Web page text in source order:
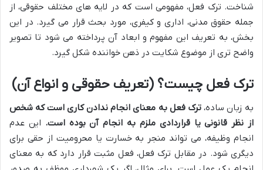
شناخت. ترک فعل، مفهومی است که در لایه های مختلف حقوقی، از
جمله حقوق مدنی، اداری و کیفری، مورد بحث قرار می گیرد. در این
بخش، به تعریف این مفهوم و ابعاد آن پرداخته می شود تا تصویر
واضح تری از موضوع شکایت در ذهن خواننده شکل گیرد.
ترک فعل چیست؟ (تعریف حقوقی و انواع آن)
به زبان ساده،ترک فعل به معنای انجام ندادن کاری است که شخص
از نظر قانونی یا قراردادی ملزم به انجام آن بوده است. این عدم
انجام وظیفه، می تواند منجر به خسارت یا محرومیت از حقی برای
دیگری شود. در مقابل ترک فعل، فعل مثبت قرار دارد که به معنای